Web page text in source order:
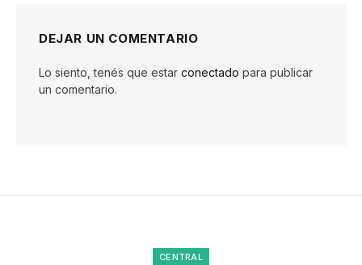
DEJAR UN COMENTARIO
Lo siento, tenés que estar conectado para publicar
un comentario.
CENTRAL